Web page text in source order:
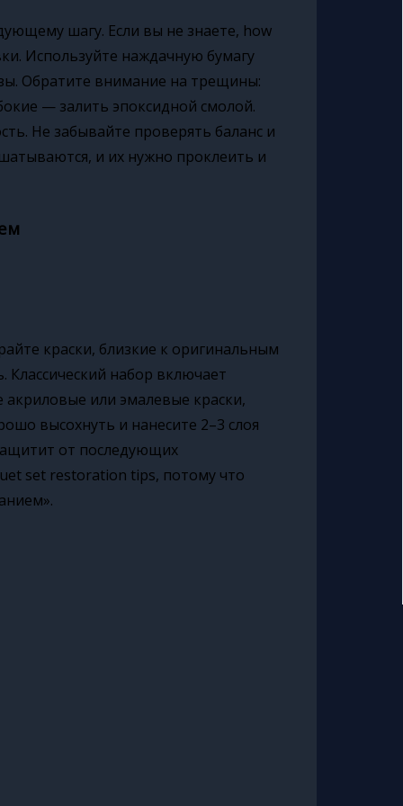
шагу. Если вы не знаете, how
Используйте наждачную бумагу
Обратите внимание на трещины:
— залить эпоксидной смолой.
Не забывайте проверять баланс и
и их нужно проклеить и
краски, близкие к оригинальным
набор включает
или эмалевые краски,
высохнуть и нанесите 2–3 слоя
от последующих
set restoration tips, потому что